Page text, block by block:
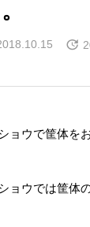
ョウで筐体を
ョウでは筐体